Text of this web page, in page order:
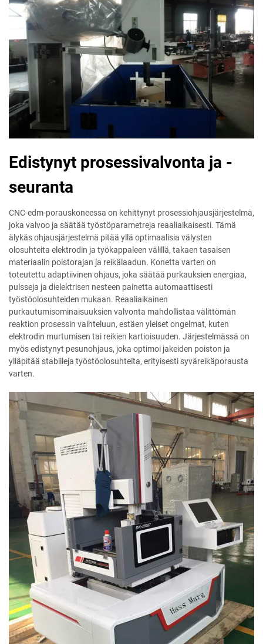
Edistynyt prosessivalvonta ja -
seuranta
CNC-edm-porauskoneessa on kehittynyt prosessiohjausjärjestelmä,
joka valvoo ja säätää työstöparametreja reaaliaikaisesti. Tämä
älykäs ohjausjärjestelmä pitää yllä optimaalisia välysten
olosuhteita elektrodin ja työkappaleen välillä, takaen tasaisen
materiaalin poistorajan ja reikälaadun. Konetta varten on
toteutettu adaptiivinen ohjaus, joka säätää purkauksien energiaa,
pulsseja ja dielektrisen nesteen painetta automaattisesti
työstöolosuhteiden mukaan. Reaaliaikainen
purkautumisominaisuuksien valvonta mahdollistaa välittömän
reaktion prosessin vaihteluun, estäen yleiset ongelmat, kuten
elektrodin murtumisen tai reikien kartioisuuden. Järjestelmässä on
myös edistynyt pesunohjaus, joka optimoi jakeiden poiston ja
ylläpitää stabiileja työstöolosuhteita, erityisesti syväreikäporausta
varten.